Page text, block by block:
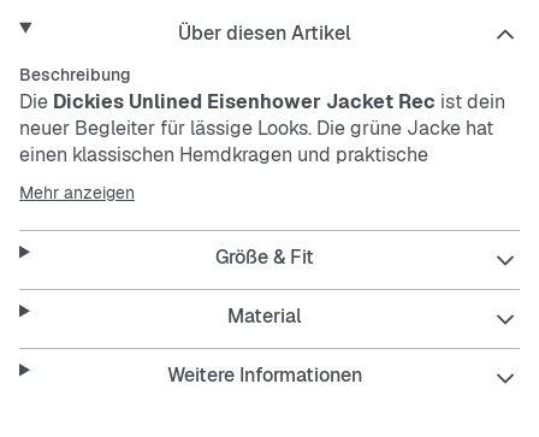
Über diesen Artikel
Beschreibung
Die Dickies Unlined Eisenhower Jacket Rec ist dein
neuer Begleiter für lässige Looks. Die grüne Jacke hat
einen klassischen Hemdkragen und praktische
Einschubtaschen. Dank der robusten und pflegeleichten
Materialien hält sie einiges aus und passt perfekt zu
deinem entspannten Outfit.
Features:
Mehr anzeigen
Größe & Fit
Material
Weitere Informationen